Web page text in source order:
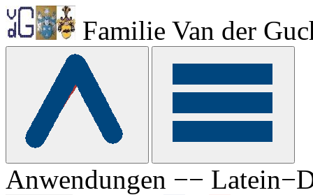
Familie Van der
Anwendungen −−